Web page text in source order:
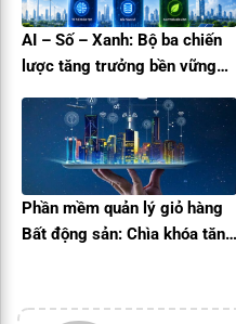
AI – Số – Xanh: Bộ ba chiến
lược tăng trưởng bền vững
sản
Phần mềm quản lý giỏ hàng
Bất động sản: Chìa khóa tăng